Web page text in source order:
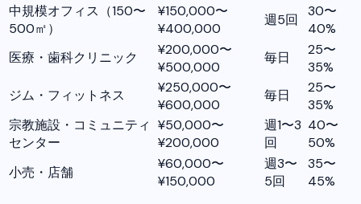
中規模オフィス（150〜
500㎡）
¥150,000〜
¥400,000
週5回
30〜
40%
医療・歯科クリニック
¥200,000〜
¥500,000
毎日
25〜
35%
ジム・フィットネス
¥250,000〜
¥600,000
毎日
25〜
35%
宗教施設・コミュニティ
センター
¥50,000〜
¥200,000
週1〜3
回
40〜
50%
小売・店舗
¥60,000〜
¥150,000
週3〜
5回
35〜
45%